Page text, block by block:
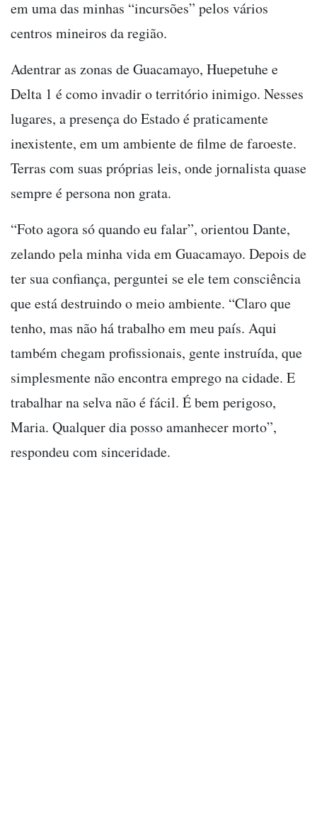
em uma das minhas “incursões” pelos vários
centros mineiros da região.
Adentrar as zonas de Guacamayo, Huepetuhe e
Delta 1 é como invadir o território inimigo. Nesses
lugares, a presença do Estado é praticamente
inexistente, em um ambiente de filme de faroeste.
Terras com suas próprias leis, onde jornalista quase
sempre é persona non grata.
“Foto agora só quando eu falar”, orientou Dante,
zelando pela minha vida em Guacamayo. Depois de
ter sua confiança, perguntei se ele tem consciência
que está destruindo o meio ambiente. “Claro que
tenho, mas não há trabalho em meu país. Aqui
também chegam profissionais, gente instruída, que
simplesmente não encontra emprego na cidade. E
trabalhar na selva não é fácil. É bem perigoso,
Maria. Qualquer dia posso amanhecer morto”,
respondeu com sinceridade.